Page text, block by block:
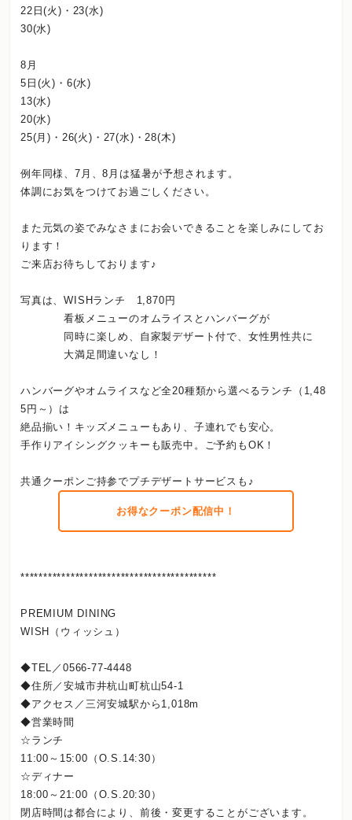
22日(火)・23(水)
30(水)
8月
5日(火)・6(水)
13(水)
20(水)
25(月)・26(火)・27(水)・28(木)
例年同様、7月、8月は猛暑が予想されます。
体調にお気をつけてお過ごしください。
また元気の姿でみなさまにお会いできることを楽しみにしてお
ります！
ご来店お待ちしております♪
写真は、WISHランチ 1,870円
看板メニューのオムライスとハンバーグが
同時に楽しめ、自家製デザート付で、女性男性共に
大満足間違いなし！
ハンバーグやオムライスなど全20種類から選べるランチ（1,48
5円～）は
絶品揃い！キッズメニューもあり、子連れでも安心。
手作りアイシングクッキーも販売中。ご予約もOK！
共通クーポンご持参でプチデザートサービスも♪
お得なクーポン配信中！
*******************************************
PREMIUM DINING
WISH（ウィッシュ）
◆TEL／0566-77-4448
◆住所／安城市井杭山町杭山54-1
◆アクセス／三河安城駅から1,018m
◆営業時間
☆ランチ
11:00～15:00（O.S.14:30）
☆ディナー
18:00～21:00（O.S.20:30）
閉店時間は都合により、前後・変更することがございます。